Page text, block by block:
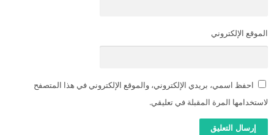
الموقع الإلكتروني
احفظ اسمي، بريدي الإلكتروني، والموقع الإلكتروني في هذا المتصفح
لاستخدامها المرة المقبلة في تعليقي.